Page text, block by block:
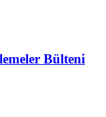
Bülteni